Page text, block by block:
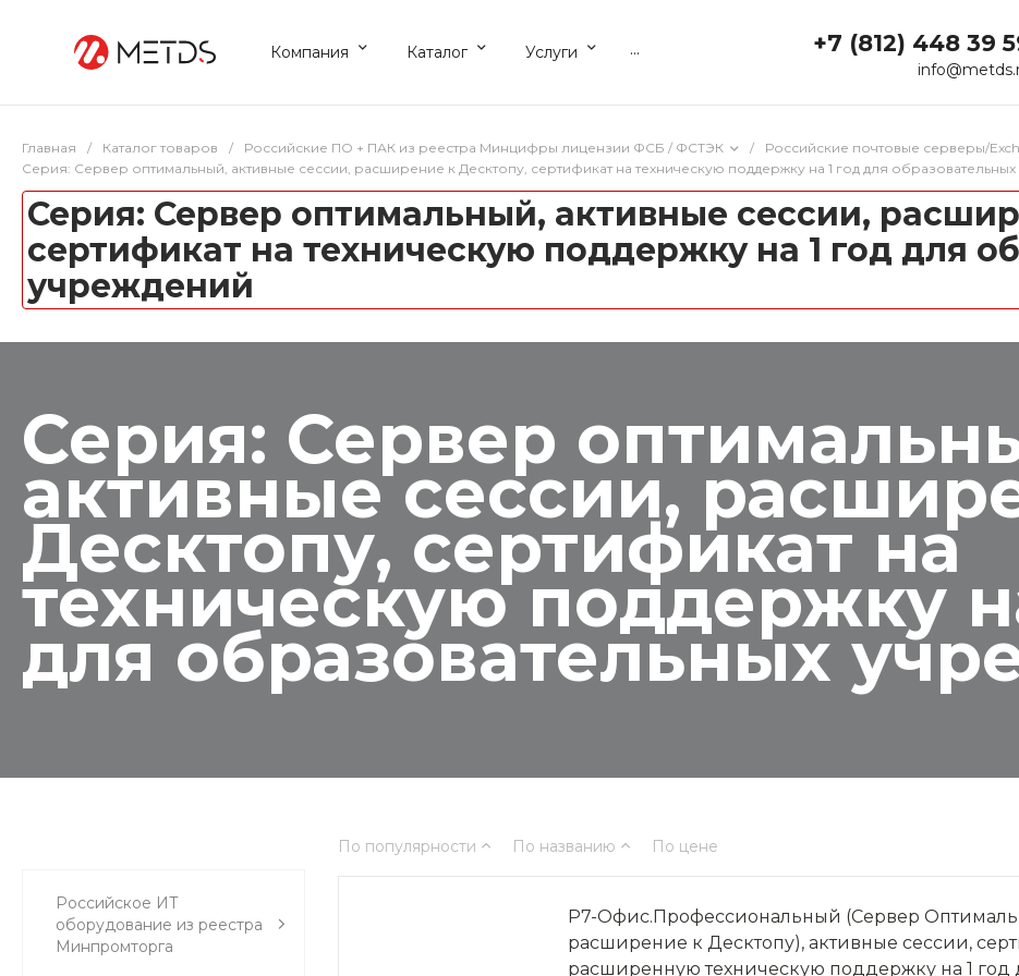
Компания Каталог Услуги ... +7 (812) 448 39
Главная / Каталог товаров / Российские ПО + ПАК из реестра Минцифры лицензии ФСБ / ФСТЭК / Российские почтовые серверы/
Серия: Сервер оптимальный, активные сессии, расширение к Десктопу, сертификат на техническую поддержку на 1 год для
Серия: Сервер оптимальный, активные сессии,
сертификат на техническую поддержку на 1 год для
учреждений
Серия: Сервер
активные сессии,
Десктопу, сертификат на
техническую поддержку
для образовательных
Российское ИТ
оборудование из реестра
Минпромторга
По популярности По названию По цене
Р7-Офис.Профессиональный (Сервер
расширение к Десктопу), активные сессии,
расширенную техническую поддержку на 1 год